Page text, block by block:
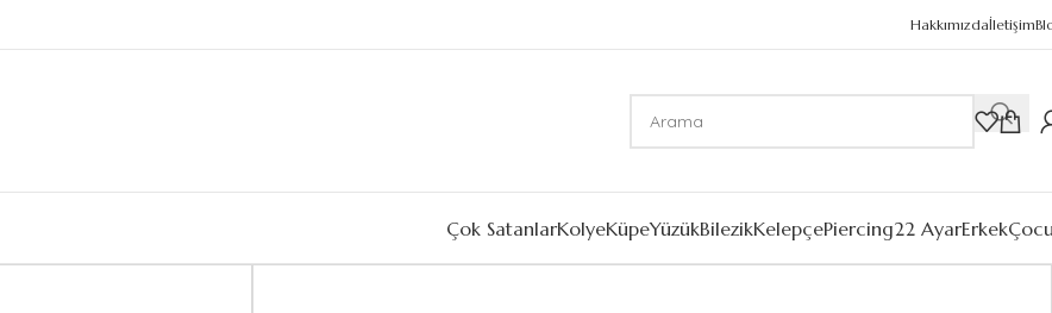
Hakkımızdaİletişim
Çok SatanlarKolyeKüpeYüzükBilezikKelepçePiercing22 AyarErkek